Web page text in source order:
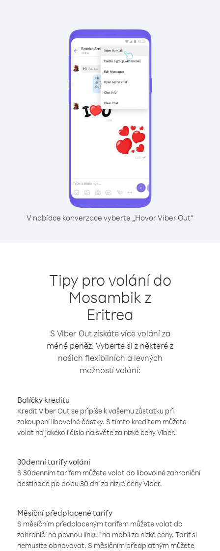
V nabídce konverzace vyberte „Hovor Viber Out“
Tipy pro volání do
Mosambik z
Eritrea
S Viber Out získáte více volání za
méně peněz. Vyberte si z některé z
našich flexibilních a levných
možností volání:
Balíčky kreditu
Kredit Viber Out se připíše k vašemu zůstatku při
zakoupení libovolné částky. S tímto kreditem můžete
volat na jakékoli číslo na světe za nízké ceny Viber.
30denní tarify volání
S 30denním tarifem můžete volat do libovolné zahraniční
destinace po dobu 30 dní za nízké ceny Viber.
Měsíční předplacené tarify
S měsíčním předplaceným tarifem můžete volat do
zahraničí na pevnou linku i na mobil za nízké ceny. Tarif si
nemusíte obnovovat. S měsíčním předplatným můžete